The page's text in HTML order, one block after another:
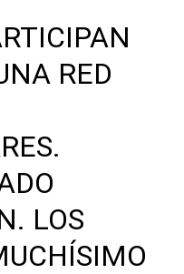
RED
LOS